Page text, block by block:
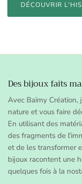
DÉCOUVRIR
Des bijoux faits
Avec Baïmy Création,
nature et vous faire
En utilisant des
des fragments de
et de les transformer
bijoux racontent une
quelques fois à la